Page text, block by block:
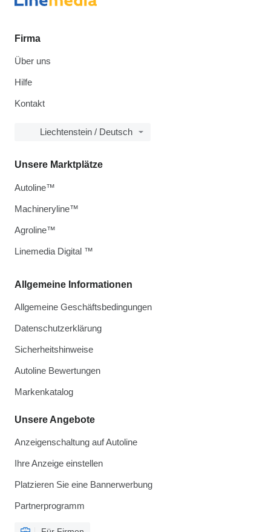
Firma
Über uns
Hilfe
Kontakt
Liechtenstein / Deutsch
Allgemeine Informationen
Allgemeine Geschäftsbedingungen
Datenschutzerklärung
Sicherheitshinweise
Autoline Bewertungen
Markenkatalog
Unsere Angebote
Anzeigenschaltung auf Autoline
Ihre Anzeige einstellen
Platzieren Sie eine Bannerwerbung
Partnerprogramm
Unsere Marktplätze
Autoline™
Machineryline™
Agroline™
Linemedia Digital ™